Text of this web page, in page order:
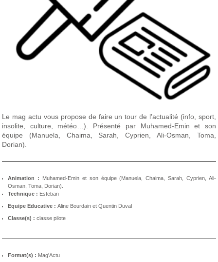
Le mag actu vous propose de faire un tour de l’actualité (info, sport,
insolite, culture, météo…). Présenté par Muhamed-Emin et son
équipe (Manuela, Chaima, Sarah, Cyprien, Ali-Osman, Toma,
Dorian).
Animation : Muhamed-Emin et son équipe (Manuela, Chaima, Sarah, Cyprien, Ali-
Osman, Toma, Dorian).
Technique : Esteban
Equipe Educative : Aline Bourdain et Quentin Duval
Classe(s) : classe pilote
Format(s) : Mag'Actu